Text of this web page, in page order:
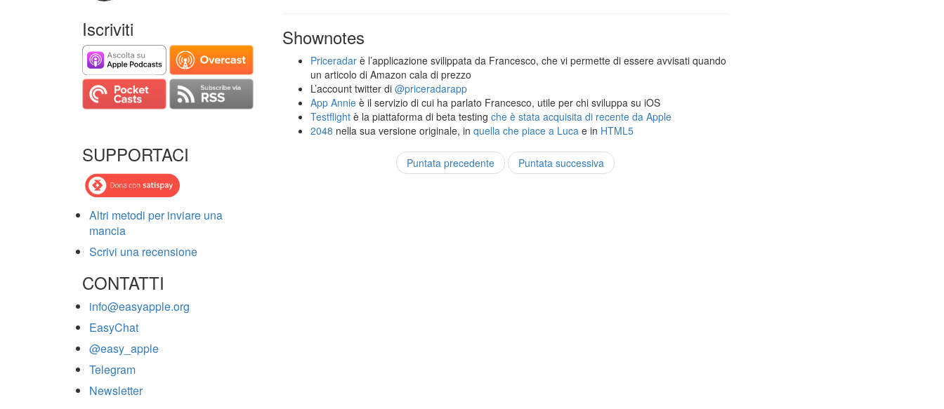
Iscriviti
SUPPORTACI
Altri metodi per inviare una
mancia
Scrivi una recensione
CONTATTI
info@easyapple.org
EasyChat
@easy_apple
Telegram
Newsletter
Shownotes
Priceradar è l’applicazione svilippata da Francesco, che vi permette di essere avvisati quando
un articolo di Amazon cala di prezzo
L’account twitter di @priceradarapp
App Annie è il servizio di cui ha parlato Francesco, utile per chi sviluppa su iOS
Testflight è la piattaforma di beta testing che è stata acquisita di recente da Apple
2048 nella sua versione originale, in quella che piace a Luca e in HTML5
Puntata precedente Puntata successiva